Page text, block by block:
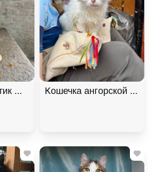
Махони ищет семью. В дар!,
Кошечка ангорской